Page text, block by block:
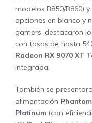
modelos B850/B860)
opciones en blanco y
gamers, destacaron
con tasas de hasta
Radeon RX 9070 XT
integrada.
También se
alimentación
Platinum (con